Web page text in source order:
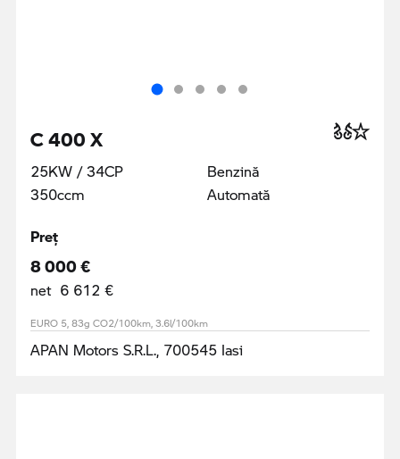
C 400 X
25KW / 34CP
350ccm
Benzină
Automată
Preţ
8 000 €
net 6 612 €
EURO 5, 83g CO2/100km, 3.6l/100km
APAN Motors S.R.L., 700545 Iasi